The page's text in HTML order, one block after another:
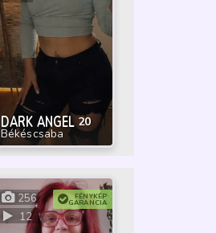
DARK ANGEL20
Békéscsaba
FÉNYKÉP
GARANCIA
256
12